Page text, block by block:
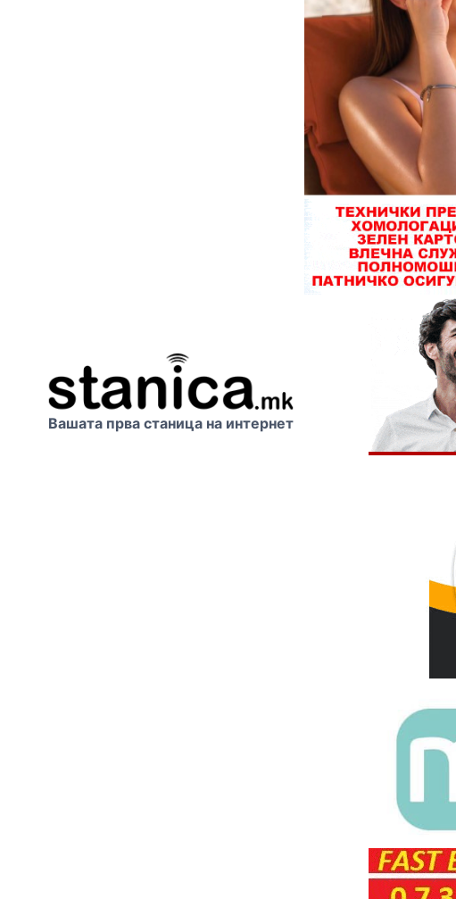
Вашата прва станица на интернет